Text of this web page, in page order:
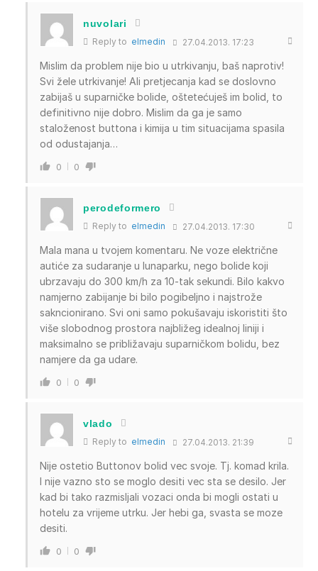
nuvolari
Reply to elmedin 27.04.2013. 17:23
Mislim da problem nije bio u utrkivanju, baš naprotiv!
Svi žele utrkivanje! Ali pretjecanja kad se doslovno
zabijaš u suparničke bolide, oštetećuješ im bolid, to
definitivno nije dobro. Mislim da ga je samo
staloženost buttona i kimija u tim situacijama spasila
od odustajanja…
0 0
perodeformero
Reply to elmedin 27.04.2013. 17:30
Mala mana u tvojem komentaru. Ne voze električne
autiće za sudaranje u lunaparku, nego bolide koji
ubrzavaju do 300 km/h za 10-tak sekundi. Bilo kakvo
namjerno zabijanje bi bilo pogibeljno i najstrože
sakncionirano. Svi oni samo pokušavaju iskoristiti što
više slobodnog prostora najbližeg idealnoj liniji i
maksimalno se približavaju suparničkom bolidu, bez
namjere da ga udare.
0 0
vlado
Reply to elmedin 27.04.2013. 21:39
Nije ostetio Buttonov bolid vec svoje. Tj. komad krila.
I nije vazno sto se moglo desiti vec sta se desilo. Jer
kad bi tako razmisljali vozaci onda bi mogli ostati u
hotelu za vrijeme utrku. Jer hebi ga, svasta se moze
desiti.
0 0